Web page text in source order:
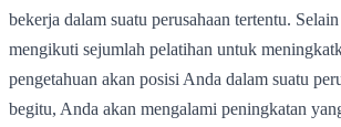
bekerja dalam suatu perusahaan tertentu.
mengikuti sejumlah pelatihan untuk
pengetahuan akan posisi Anda dalam suatu
begitu, Anda akan mengalami peningkatan